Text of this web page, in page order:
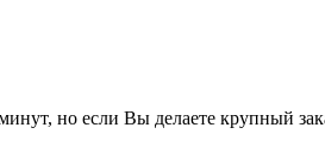
но если Вы делаете крупный